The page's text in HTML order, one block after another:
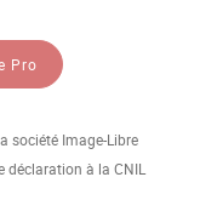
Pro
société Image-Libre
déclaration à la CNIL